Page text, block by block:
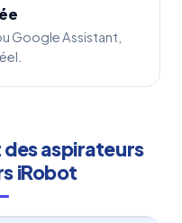
Google Assistant,
aspirateurs
iRobot